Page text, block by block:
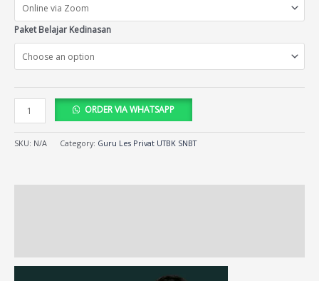
Paket Belajar Kedinasan
ORDER VIA WHATSAPP
SKU: N/A Category: Guru Les Privat UTBK SNBT